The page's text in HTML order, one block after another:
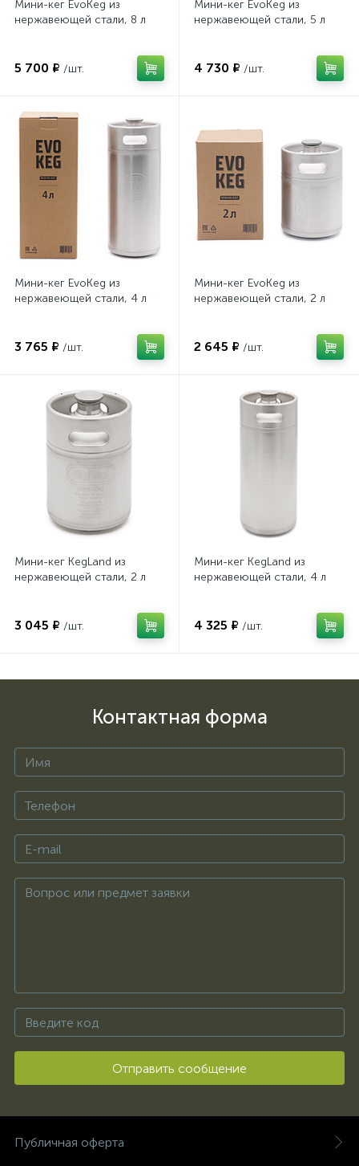
Мини-кег EvoKeg из
нержавеющей стали, 8 л
5 700 ₽ /шт.
Мини-кег EvoKeg из
нержавеющей стали, 5 л
4 730 ₽ /шт.
Мини-кег EvoKeg из
нержавеющей стали, 4 л
3 765 ₽ /шт.
Мини-кег EvoKeg из
нержавеющей стали, 2 л
2 645 ₽ /шт.
Мини-кег KegLand из
нержавеющей стали, 2 л
3 045 ₽ /шт.
Мини-кег KegLand из
нержавеющей стали, 4 л
4 325 ₽ /шт.
Контактная форма
Отправить сообщение
Публичная оферта